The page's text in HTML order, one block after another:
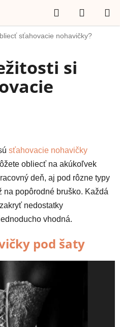
Hľadať
KOŠÍK
sťahovacie nohavičky?
si
sťahovacie nohavičky
obliecť na akúkoľvek
deň, aj pod rôzne typy
popôrodné bruško. Každá
nedostatky
vhodná.
pod šaty